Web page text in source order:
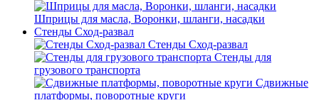
Шприцы для масла, Воронки, шланги, насадки
Стенды Сход-развал
Стенды Сход-развал
Стенды для
грузового транспорта
Сдвижные
платформы, поворотные круги